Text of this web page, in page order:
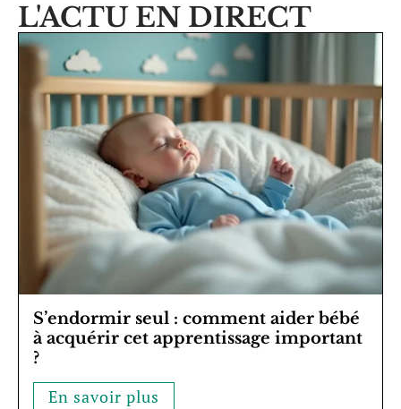
L'ACTU EN DIRECT
S’endormir seul : comment aider bébé
à acquérir cet apprentissage important
?
En savoir plus